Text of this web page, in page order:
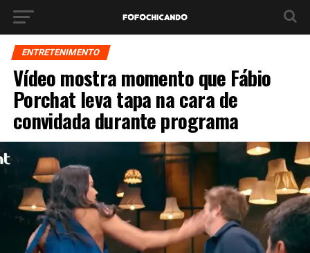
ENTRETENIMENTO
Vídeo mostra momento que Fábio
Porchat leva tapa na cara de
convidada durante programa